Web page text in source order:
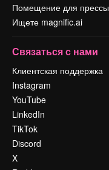
Помещение для прессы
Ищете magnific.ai
Связаться с нами
Клиентская поддержка
Instagram
YouTube
LinkedIn
TikTok
Discord
X